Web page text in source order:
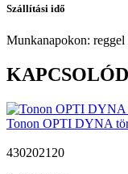
Szállítási idő
Munkanapokon: reggel
Tonon OPTI DYNA
430202120